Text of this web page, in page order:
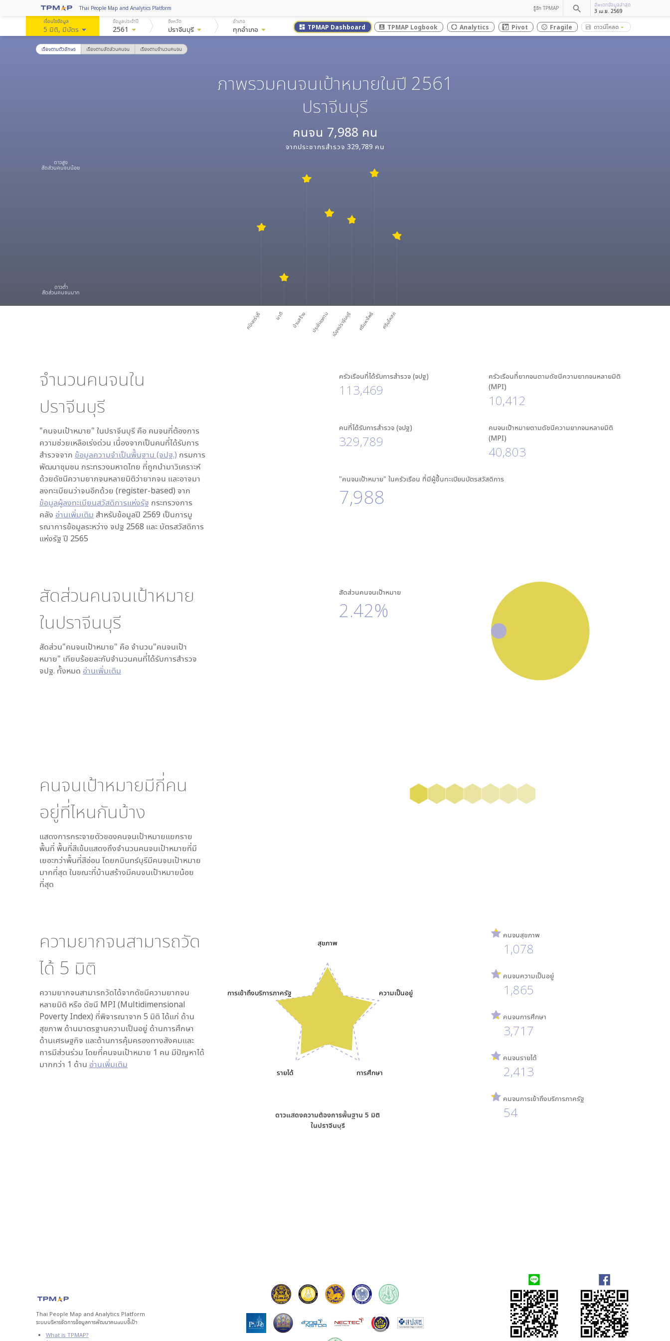
Thai People Map and Analytics Platform รู้จัก TPMAP search
อัพเดทข้อมูลล่าสุด
3 เม.ย. 2569
เงื่อนไขข้อมูล
5 มิติ, มีบัตรarrow_drop_down
ข้อมูลประจำปี
2561 arrow_drop_down
จังหวัด
ปราจีนบุรีarrow_drop_down
อำเภอ
ทุกอำเภอ arrow_drop_down dashboard TPMAP Dashboard account_box TPMAP Logbook donut_large Analytics Pivot sentiment_dissatisfied Fragile save_alt
ดาวน์โหลด arrow_drop_down
เรียงตามตัวอักษร เรียงตามสัดส่วนคนจน เรียงตามจำนวนคนจน
ภาพรวมคนจนเป้าหมายในปี 2561
ปราจีนบุรี
คนจน 7,988 คน
จากประชากรสำรวจ 329,789 คน
กบินทร์บุรี นาดี บ้านสร้าง ประจันตคาม เมืองปราจีนบุรี ศรีมหาโพธิ ศรีมโหสถ
ดาวสูง
สัดส่วนคนจนน้อย
ดาวต่ำ
สัดส่วนคนจนมาก
จำนวนคนจนใน
ปราจีนบุรี
"คนจนเป้าหมาย" ในปราจีนบุรี คือ คนจนที่ต้องการ
ความช่วยเหลือเร่งด่วน เนื่องจากเป็นคนที่ได้รับการ
สำรวจจาก ข้อมูลความจำเป็นพื้นฐาน (จปฐ.) กรมการ
พัฒนาชุมชน กระทรวงมหาดไทย ที่ถูกนำมาวิเคราะห์
ด้วยดัชนีความยากจนหลายมิติว่ายากจน และอาจมา
ลงทะเบียนว่าจนอีกด้วย (register-based) จาก
ข้อมูลผู้ลงทะเบียนสวัสดิการแห่งรัฐ กระทรวงการ
คลัง อ่านเพิ่มเติม สำหรับข้อมูลปี 2569 เป็นการบู
รณาการข้อมูลระหว่าง จปฐ 2568 และ บัตรสวัสดิการ
แห่งรัฐ ปี 2565
ครัวเรือนที่ได้รับการสำรวจ (จปฐ)
113,469
ครัวเรือนที่ยากจนตามดัชนีความยากจนหลายมิติ
(MPI)
10,412
คนที่ได้รับการสำรวจ (จปฐ)
329,789
คนจนเป้าหมายตามดัชนีความยากจนหลายมิติ
(MPI)
40,803
"คนจนเป้าหมาย" ในครัวเรือน ที่มีผู้ขึ้นทะเบียนบัตรสวัสดิการ
7,988
สัดส่วนคนจนเป้าหมาย
ในปราจีนบุรี
สัดส่วน"คนจนเป้าหมาย" คือ จำนวน"คนจนเป้า
หมาย" เทียบร้อยละกับจำนวนคนที่ได้รับการสำรวจ
จปฐ. ทั้งหมด อ่านเพิ่มเติม
สัดส่วนคนจนเป้าหมาย
2.42%
คนจนเป้าหมายมีกี่คน
อยู่ที่ไหนกันบ้าง
แสดงการกระจายตัวของคนจนเป้าหมายแยกราย
พื้นที่ พื้นที่สีเข้มแสดงถึงจำนวนคนจนเป้าหมายที่มี
เยอะกว่าพื้นที่สีอ่อน โดยกบินทร์บุรีมีคนจนเป้าหมาย
มากที่สุด ในขณะที่บ้านสร้างมีคนจนเป้าหมายน้อย
ที่สุด
ความยากจนสามารถวัด
ได้ 5 มิติ
ความยากจนสามารถวัดได้จากดัชนีความยากจน
หลายมิติ หรือ ดัชนี MPI (Multidimensional
Poverty Index) ที่พิจารณาจาก 5 มิติ ได้แก่ ด้าน
สุขภาพ ด้านมาตรฐานความเป็นอยู่ ด้านการศึกษา
ด้านเศรษฐกิจ และด้านการคุ้มครองทางสังคมและ
การมีส่วนร่วม โดยที่คนจนเป้าหมาย 1 คน มีปัญหาได้
มากกว่า 1 ด้าน อ่านเพิ่มเติม
สุขภาพ
ความเป็นอยู่
การศึกษา
รายได้
การเข้าถึงบริการภาครัฐ
ดาวแสดงความต้องการพื้นฐาน 5 มิติ
ในปราจีนบุรี
คนจนสุขภาพ
1,078
คนจนความเป็นอยู่
1,865
คนจนการศึกษา
3,717
คนจนรายได้
2,413
คนจนการเข้าถึงบริการภาครัฐ
54
Thai People Map and Analytics Platform
ระบบบริหารจัดการข้อมูลการพัฒนาคนแบบชี้เป้า
What is TPMAP?